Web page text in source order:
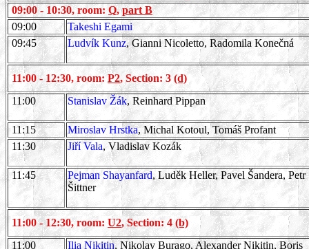
09:00 - 10:30, room:Q,part B
09:00
Takeshi Egami
09:45
Ludvík Kunz, Gianni Nicoletto, Radomila Konečná
11:00 - 12:30, room: P2, Section: 3 (d)
11:00
Stanislav Žák, Reinhard Pippan
11:15 Miroslav Hrstka, Michal Kotoul, Tomáš Profant
11:30
Jiří Vala, Vladislav Kozák
11:45 Pejman Shayanfard, Luděk Heller, Pavel Šandera, Petr
Šittner
11:00 - 12:30, room: U2, Section: 4 (b)
11:00
Ilia Nikitin, Nikolay Burago, Alexander Nikitin, Boris